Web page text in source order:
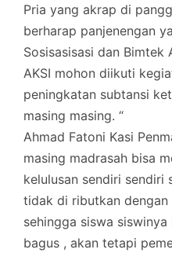
Pria yang akrap di
berharap panjenengan
Sosisasisasi dan Bimtek
AKSI mohon diikuti
peningkatan subtansi
masing masing. “
Ahmad Fatoni Kasi
masing madrasah bisa
kelulusan sendiri sendiri
tidak di ributkan
sehingga siswa
bagus , akan tetapi